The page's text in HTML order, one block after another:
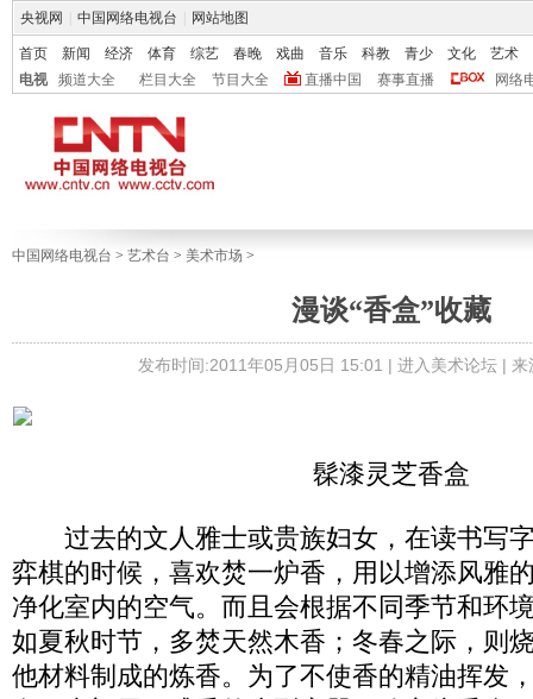
央视网 中国网络电视台 网站地图
首页 新闻 经济 体育 综艺 春晚 戏曲 音乐 科教 青少 文化
艺术
电视
频道大全 栏目大全 节目大全 直播中国 赛事直播 网络
中国网络电视台 > 艺术台 > 美术市场 >
漫谈“香盒”收藏
发布时间:2011年05月05日 15:01 | 进入美术论坛| 来
髹漆灵芝香盒
过去的文人雅士或贵族妇女，在读书写
弈棋的时候，喜欢焚一炉香，用以增添风雅
净化室内的空气。而且会根据不同季节和环
如夏秋时节，多焚天然木香；冬春之际，则
他材料制成的炼香。为了不使香的精油挥发